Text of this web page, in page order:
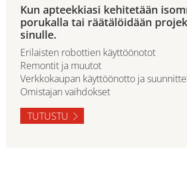
Kun apteekkiasi kehitetään
porukalla tai räätälöidään
sinulle.
Erilaisten robottien käyttöönotot
Remontit ja muutot
Verkkokaupan käyttöönotto ja
Omistajan vaihdokset
TUTUSTU